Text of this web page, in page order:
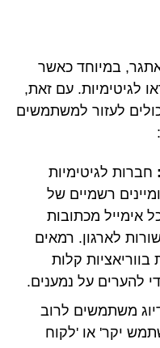
מאתגר, במיוחד כאשר
לגיטימיות. עם זאת,
לעזור למשתמשים
חברות לגיטימיות
רשמיים של
אימייל מכתובות
לארגון. רמאים
קלות
להערים על נמענים.
משתמשים לרוב
יקר' או 'לקוח